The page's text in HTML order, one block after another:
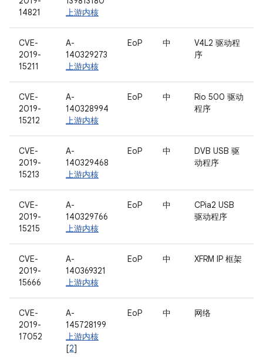
14821
上游内核
CVE-
2019-
15211
A-
140329273
上游内核
EoP 中
V4L2 驱动程
序
CVE-
2019-
15212
A-
140328994
上游内核
EoP 中
Rio 500 驱动
程序
CVE-
2019-
15213
A-
140329468
上游内核
EoP 中
DVB USB 驱
动程序
CVE-
2019-
15215
A-
140329766
上游内核
EoP 中
CPia2 USB
驱动程序
CVE-
2019-
15666
A-
140369321
上游内核
EoP 中 XFRM IP 框架
CVE-
2019-
17052
A-
145728199
上游内核
[2]
EoP 中 网络